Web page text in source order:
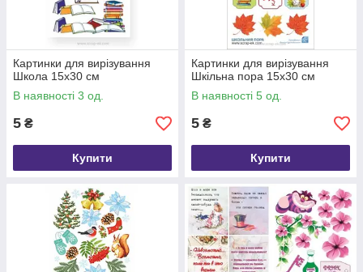
Картинки для вирізування
Школа 15х30 см
В наявності 3 од.
5 ₴
Купити
Картинки для вирізування
Шкільна пора 15х30 см
В наявності 5 од.
5 ₴
Купити